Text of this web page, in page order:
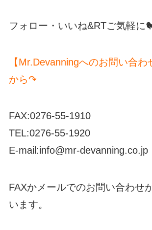
フォロー・いいね&RTご気軽に
【Mr.Devanningへのお問い合わ
から↷
FAX:0276-55-1910
TEL:0276-55-1920
E-mail:info@mr-devanning.co.jp
FAXかメールでのお問い合わせ
います。